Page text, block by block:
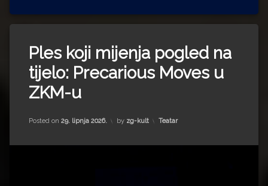
Ples koji mijenja pogled na
tijelo: Precarious Moves u
ZKM-u
Posted on 29. lipnja 2026. by zg-kult Kategorije:
Teatar